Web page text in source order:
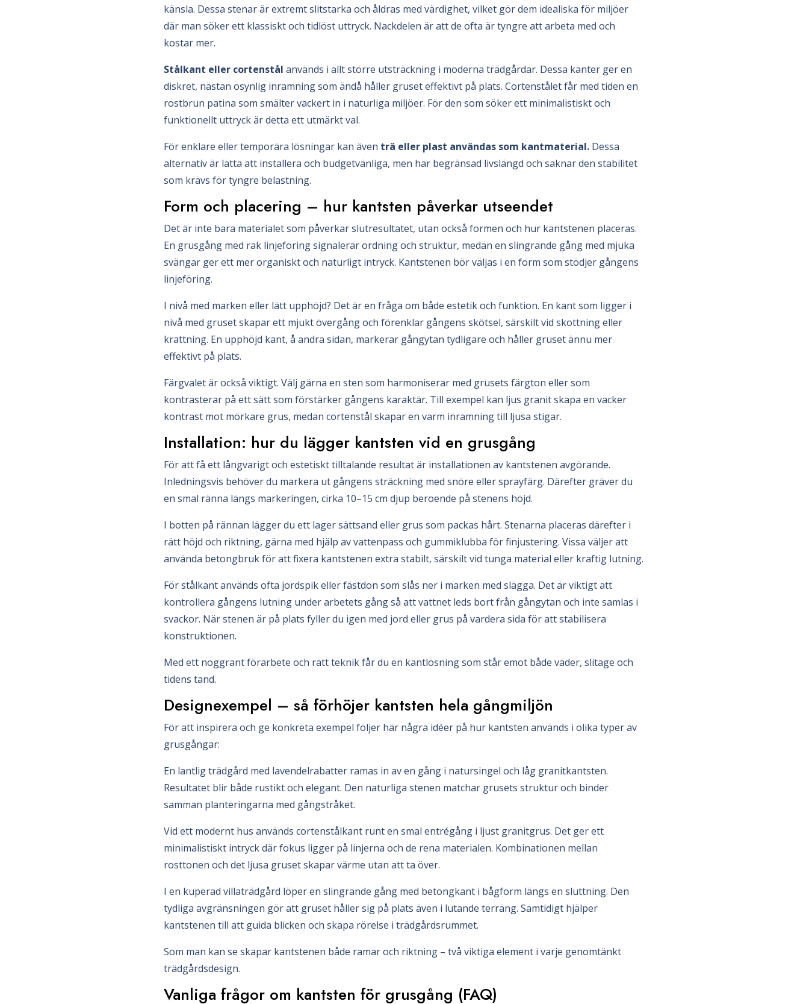
känsla. Dessa stenar är extremt slitstarka och åldras med värdighet, vilket gör dem idealiska för miljöer
där man söker ett klassiskt och tidlöst uttryck. Nackdelen är att de ofta är tyngre att arbeta med och
kostar mer.
Stålkant eller cortenstål används i allt större utsträckning i moderna trädgårdar. Dessa kanter ger en
diskret, nästan osynlig inramning som ändå håller gruset effektivt på plats. Cortenstålet får med tiden en
rostbrun patina som smälter vackert in i naturliga miljöer. För den som söker ett minimalistiskt och
funktionellt uttryck är detta ett utmärkt val.
För enklare eller temporära lösningar kan även trä eller plast användas som kantmaterial. Dessa
alternativ är lätta att installera och budgetvänliga, men har begränsad livslängd och saknar den stabilitet
som krävs för tyngre belastning.
Form och placering – hur kantsten påverkar utseendet
Det är inte bara materialet som påverkar slutresultatet, utan också formen och hur kantstenen placeras.
En grusgång med rak linjeföring signalerar ordning och struktur, medan en slingrande gång med mjuka
svängar ger ett mer organiskt och naturligt intryck. Kantstenen bör väljas i en form som stödjer gångens
linjeföring.
I nivå med marken eller lätt upphöjd? Det är en fråga om både estetik och funktion. En kant som ligger i
nivå med gruset skapar ett mjukt övergång och förenklar gångens skötsel, särskilt vid skottning eller
krattning. En upphöjd kant, å andra sidan, markerar gångytan tydligare och håller gruset ännu mer
effektivt på plats.
Färgvalet är också viktigt. Välj gärna en sten som harmoniserar med grusets färgton eller som
kontrasterar på ett sätt som förstärker gångens karaktär. Till exempel kan ljus granit skapa en vacker
kontrast mot mörkare grus, medan cortenstål skapar en varm inramning till ljusa stigar.
Installation: hur du lägger kantsten vid en grusgång
För att få ett långvarigt och estetiskt tilltalande resultat är installationen av kantstenen avgörande.
Inledningsvis behöver du markera ut gångens sträckning med snöre eller sprayfärg. Därefter gräver du
en smal ränna längs markeringen, cirka 10–15 cm djup beroende på stenens höjd.
I botten på rännan lägger du ett lager sättsand eller grus som packas hårt. Stenarna placeras därefter i
rätt höjd och riktning, gärna med hjälp av vattenpass och gummiklubba för finjustering. Vissa väljer att
använda betongbruk för att fixera kantstenen extra stabilt, särskilt vid tunga material eller kraftig lutning.
För stålkant används ofta jordspik eller fästdon som slås ner i marken med slägga. Det är viktigt att
kontrollera gångens lutning under arbetets gång så att vattnet leds bort från gångytan och inte samlas i
svackor. När stenen är på plats fyller du igen med jord eller grus på vardera sida för att stabilisera
konstruktionen.
Med ett noggrant förarbete och rätt teknik får du en kantlösning som står emot både väder, slitage och
tidens tand.
Designexempel – så förhöjer kantsten hela gångmiljön
För att inspirera och ge konkreta exempel följer här några idéer på hur kantsten används i olika typer av
grusgångar:
En lantlig trädgård med lavendelrabatter ramas in av en gång i natursingel och låg granitkantsten.
Resultatet blir både rustikt och elegant. Den naturliga stenen matchar grusets struktur och binder
samman planteringarna med gångstråket.
Vid ett modernt hus används cortenstålkant runt en smal entrégång i ljust granitgrus. Det ger ett
minimalistiskt intryck där fokus ligger på linjerna och de rena materialen. Kombinationen mellan
rosttonen och det ljusa gruset skapar värme utan att ta över.
I en kuperad villaträdgård löper en slingrande gång med betongkant i bågform längs en sluttning. Den
tydliga avgränsningen gör att gruset håller sig på plats även i lutande terräng. Samtidigt hjälper
kantstenen till att guida blicken och skapa rörelse i trädgårdsrummet.
Som man kan se skapar kantstenen både ramar och riktning – två viktiga element i varje genomtänkt
trädgårdsdesign.
Vanliga frågor om kantsten för grusgång (FAQ)